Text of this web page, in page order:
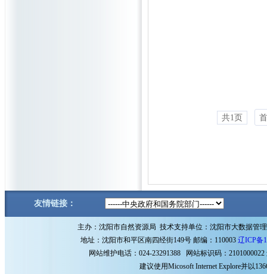
共1页
友情链接：
主办：沈阳市自然资源局 技术支持单位：沈阳市大数据管
地址：沈阳市和平区南四经街149号 邮编：110003 辽ICP备
网站维护电话：024-23291388 网站标识码：2101000022
建议使用Micosoft Internet Explore并以